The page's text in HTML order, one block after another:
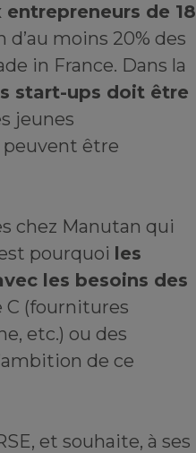
de 18
moins 20% des
in France. Dans la
start-ups doit être
jeunes
être
chez Manutan qui
pourquoi les
les besoins des
C (fournitures
etc.) ou des
de ce
et souhaite, à ses